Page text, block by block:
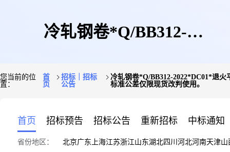
冷轧钢卷*Q/BB312-
您当前的位
置：
首
页
招标｜招标
公告
冷轧钢卷*Q/BB312-2022*DC01*退
标准公差仅限现货改判使用。
首页 招标预告 招标公告 重新招标 中标通知
省份地区： 北京广东 上海江苏浙江山东湖北四川 河北河南天津山